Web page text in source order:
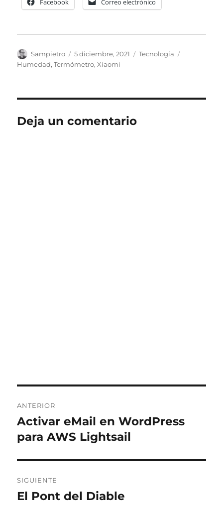
Facebook Correo electrónico
Autor
Sampietro
Publicado
el
5 diciembre, 2021 Categorías
Tecnología
Humedad,Termómetro,Xiaomi
Deja un comentario
de
entradas
ANTERIOR
Entrada
anterior:
Activar eMail en WordPress
para AWS Lightsail
SIGUIENTE
Entrada
El Pont del Diable